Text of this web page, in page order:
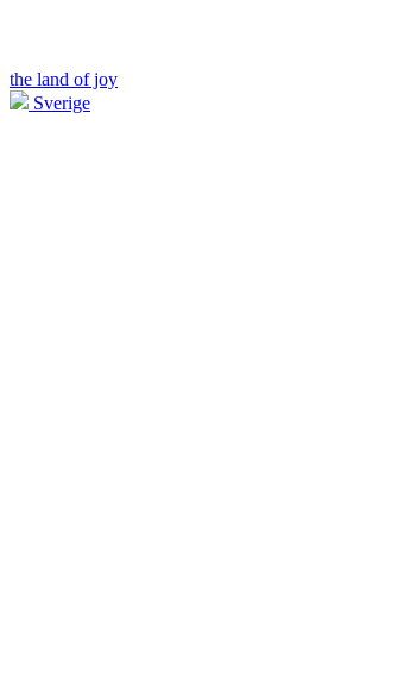
the land of joy
Sverige